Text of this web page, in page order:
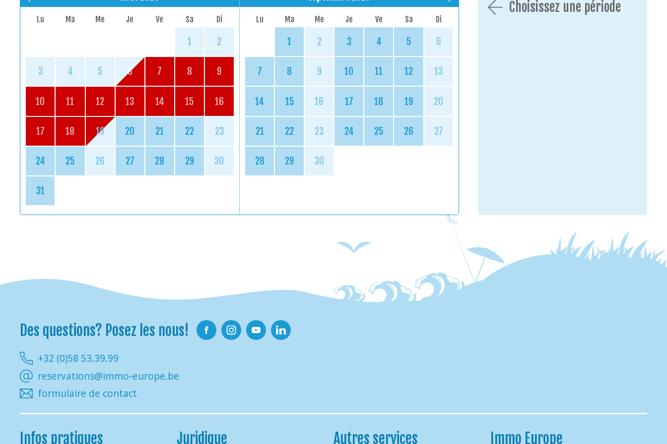
Lu Ma Me Je Ve Sa Di
1 2
3 4 5 6 7 8 9
10 11 12 13 14 15 16
17 18 19 20 21 22 23
24 25 26 27 28 29 30
31
Lu Ma Me Je Ve Sa Di
1 2 3 4 5 6
7 8 9 10 11 12 13
14 15 16 17 18 19 20
21 22 23 24 25 26 27
28 29 30
Choisissez une période
Des questions? Posez les nous!
+32 (0)58 53.39.99
reservations@immo-europe.be
formulaire de contact
Infos pratiques Juridique Autres services Immo Europe